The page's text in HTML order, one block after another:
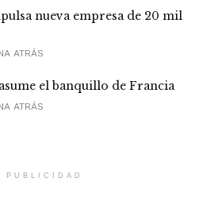
nueva empresa de 20 mil
ATRÁS
el banquillo de Francia
ATRÁS
PUBLICIDAD